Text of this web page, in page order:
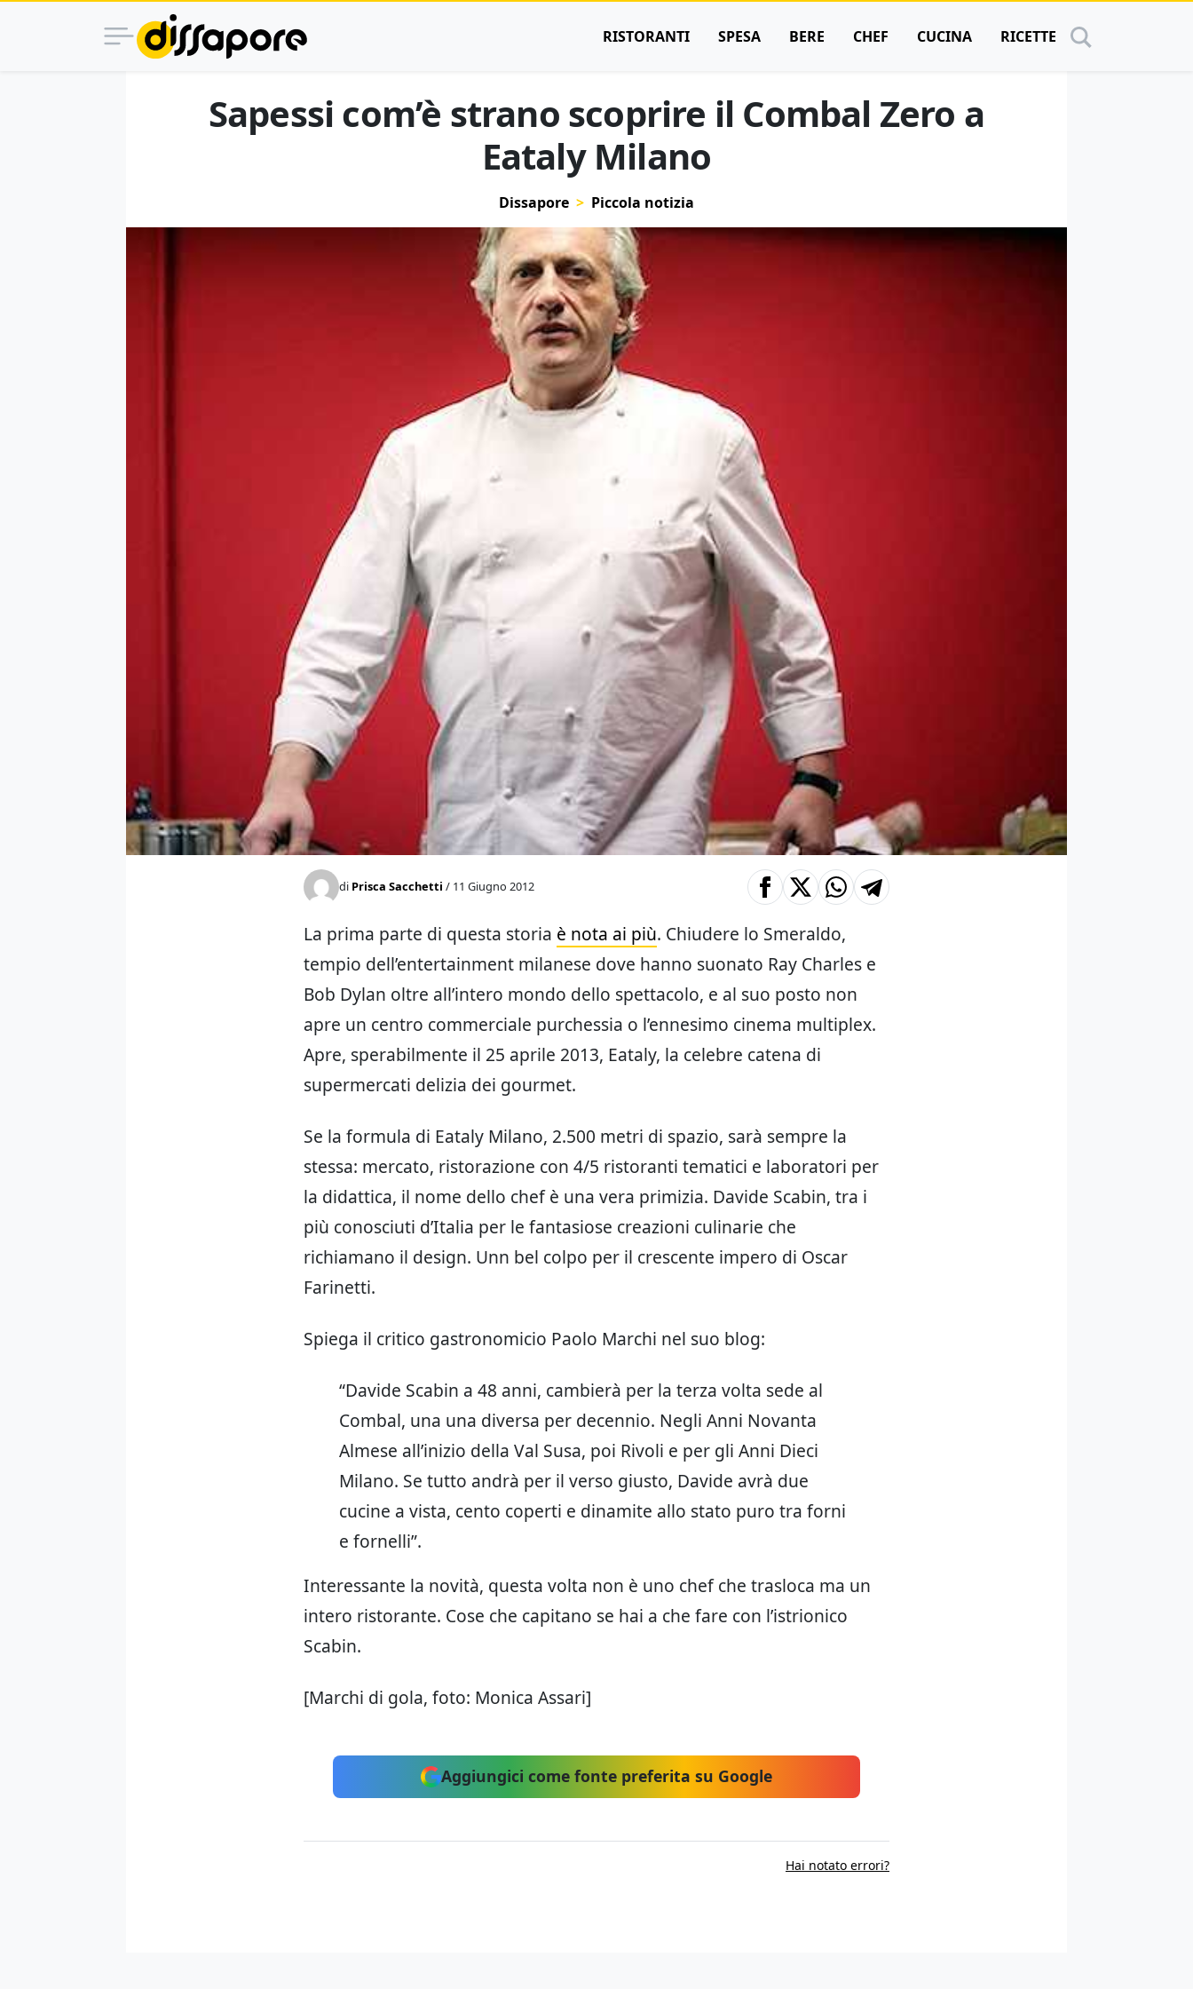
RISTORANTI SPESA BERE CHEF CUCINA RICETTE
Sapessi com’è strano scoprire il Combal Zero a
Eataly Milano
Dissapore Piccola notizia
di Prisca Sacchetti / 11 Giugno 2012
La prima parte di questa storia è nota ai più. Chiudere lo Smeraldo,
tempio dell’entertainment milanese dove hanno suonato Ray Charles e
Bob Dylan oltre all’intero mondo dello spettacolo, e al suo posto non
apre un centro commerciale purchessia o l’ennesimo cinema multiplex.
Apre, sperabilmente il 25 aprile 2013, Eataly, la celebre catena di
supermercati delizia dei gourmet.
Se la formula di Eataly Milano, 2.500 metri di spazio, sarà sempre la
stessa: mercato, ristorazione con 4/5 ristoranti tematici e laboratori per
la didattica, il nome dello chef è una vera primizia. Davide Scabin, tra i
più conosciuti d’Italia per le fantasiose creazioni culinarie che
richiamano il design. Unn bel colpo per il crescente impero di Oscar
Farinetti.
Spiega il critico gastronomicio Paolo Marchi nel suo blog:
“Davide Scabin a 48 anni, cambierà per la terza volta sede al
Combal, una una diversa per decennio. Negli Anni Novanta
Almese all’inizio della Val Susa, poi Rivoli e per gli Anni Dieci
Milano. Se tutto andrà per il verso giusto, Davide avrà due
cucine a vista, cento coperti e dinamite allo stato puro tra forni
e fornelli”.
Interessante la novità, questa volta non è uno chef che trasloca ma un
intero ristorante. Cose che capitano se hai a che fare con l’istrionico
Scabin.
[Marchi di gola, foto: Monica Assari]
Aggiungici come fonte preferita su Google
Hai notato errori?